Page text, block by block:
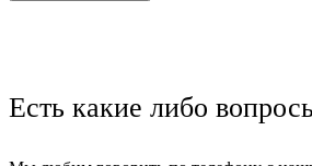
Есть какие либо